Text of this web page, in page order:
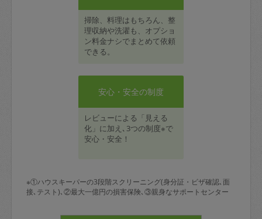
掃除、料理はもちろん、整
理収納や洗濯も、オプショ
ン料金ナシでまとめて依頼
できる。
安心・安全の制度
レビューによる「見える
化」に加え､3つの制度※で
安心・安全！
※①ハウスキーパーの3段階スクリーニング(身分証・ビザ確認､面
接､テスト)､②最大一億円の損害保険､③親身なサポートセンター